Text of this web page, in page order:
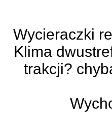
Wycieraczki
Klima
trakcji?